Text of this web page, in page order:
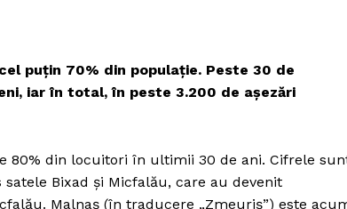
puțin 70% din populație. Peste 30 de
iar în total, în peste 3.200 de așezări
80% din locuitori în ultimii 30 de ani. Cifrele
Bixad și Micfalău, care au devenit
Malnaș (în traducere „Zmeuriș”) este